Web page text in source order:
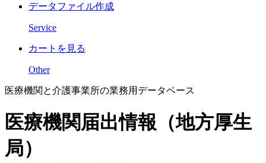
データファイル作成
Service
カートを見る
Other
医療機関と介護事業所の業務用データベース
医療機関届出情報（地方厚生
局）